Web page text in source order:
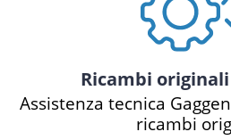
Ricambi originali
Assistenza tecnica
ricambi